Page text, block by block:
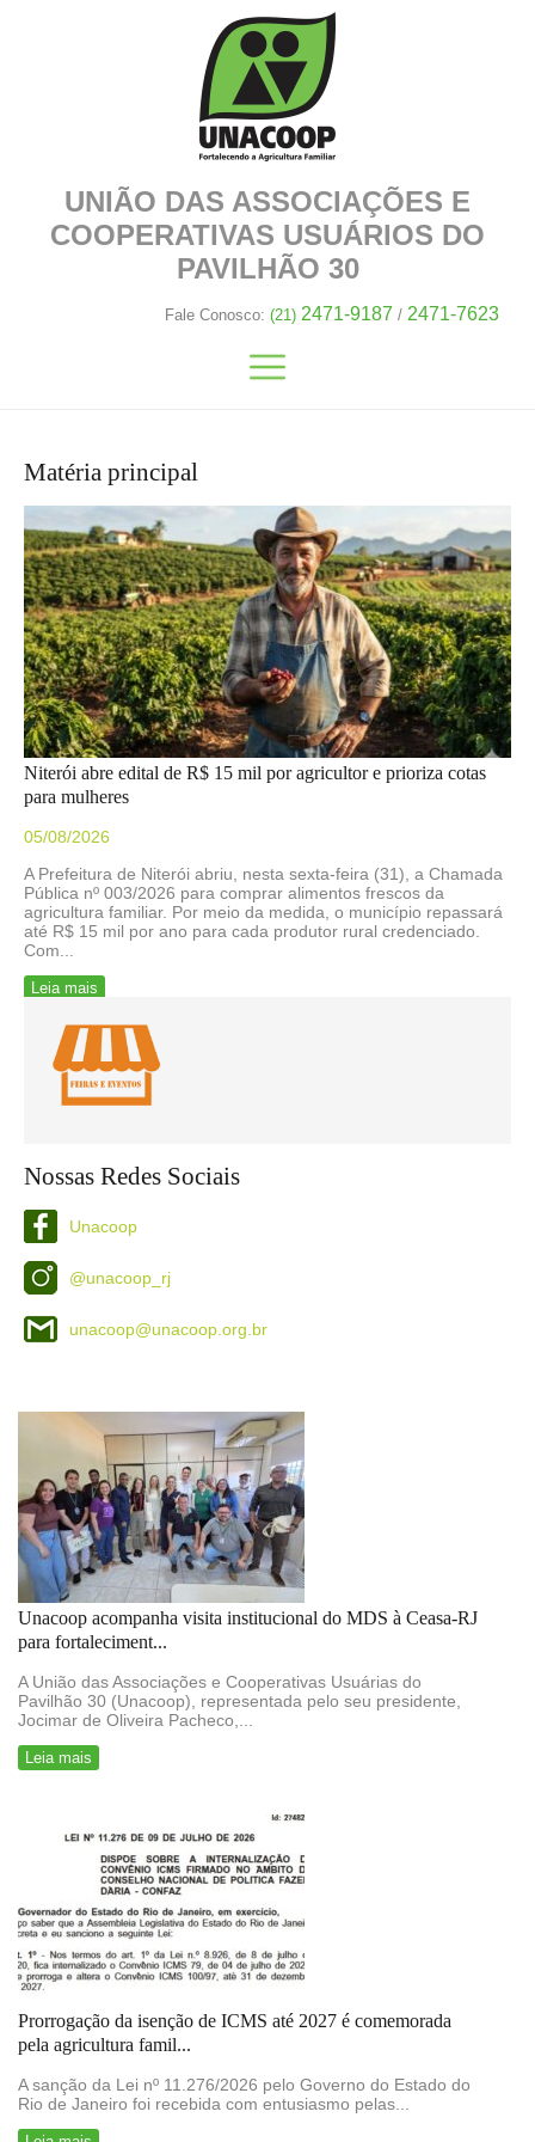
UNIÃO DAS ASSOCIAÇÕES E
COOPERATIVAS USUÁRIOS DO
PAVILHÃO 30
Fale Conosco: (21) 2471-9187 / 2471-7623
Matéria principal
Niterói abre edital de R$ 15 mil por agricultor e prioriza cotas
para mulheres
05/08/2026
A Prefeitura de Niterói abriu, nesta sexta-feira (31), a Chamada
Pública nº 003/2026 para comprar alimentos frescos da
agricultura familiar. Por meio da medida, o município repassará
até R$ 15 mil por ano para cada produtor rural credenciado.
Com...
Leia mais
Nossas Redes Sociais
Unacoop
@unacoop_rj
unacoop@unacoop.org.br
Unacoop acompanha visita institucional do MDS à Ceasa-RJ
para fortaleciment...
A União das Associações e Cooperativas Usuárias do
Pavilhão 30 (Unacoop), representada pelo seu presidente,
Jocimar de Oliveira Pacheco,...
Leia mais
Prorrogação da isenção de ICMS até 2027 é comemorada
pela agricultura famil...
A sanção da Lei nº 11.276/2026 pelo Governo do Estado do
Rio de Janeiro foi recebida com entusiasmo pelas...